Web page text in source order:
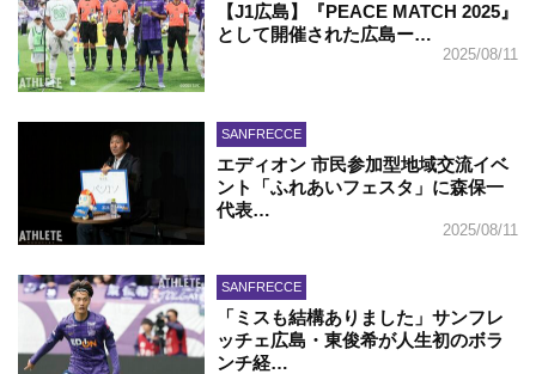
【J1広島】『PEACE MATCH 2025』
として開催された広島ー…
2025/08/11
SANFRECCE
エディオン 市民参加型地域交流イベ
ント「ふれあいフェスタ」に森保一
代表…
2025/08/11
SANFRECCE
「ミスも結構ありました」サンフレ
ッチェ広島・東俊希が人生初のボラ
ンチ経…